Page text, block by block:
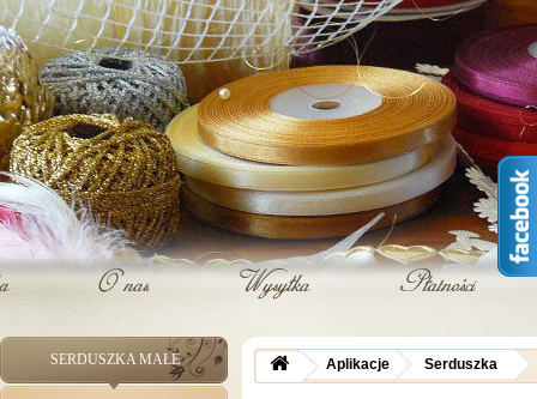
SERDUSZKA MAŁE Aplikacje Serduszka